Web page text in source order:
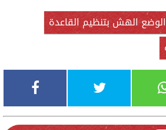
الوضع الهش بتنظيم القاعدة